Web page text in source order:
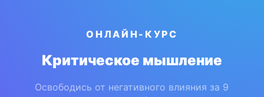
ОНЛАЙН-КУРС
Критическое мышление
Освободись от негативного влияния за 9